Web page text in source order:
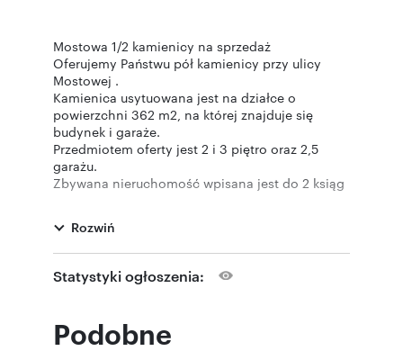
Mostowa 1/2 kamienicy na sprzedaż
Oferujemy Państwu pół kamienicy przy ulicy
Mostowej .
Kamienica usytuowana jest na działce o
powierzchni 362 m2, na której znajduje się
budynek i garaże.
Przedmiotem oferty jest 2 i 3 piętro oraz 2,5
garażu.
Zbywana nieruchomość wpisana jest do 2 ksiąg
173,1 m2.
Na 2 piętrze są 2 odświeżone mieszkania o
całkowitej powierzchni 110,1 m2.
Jedno mieszkanie składa się z 2 dużych pokoi,
słoneczny balkon od strony podwórka (balkon
Rozwiń
Statystyki ogłoszenia:
Podobne